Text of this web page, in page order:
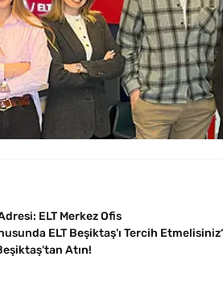
ELT Merkez Ofis
ELT Beşiktaş'ı Tercih
Atın!